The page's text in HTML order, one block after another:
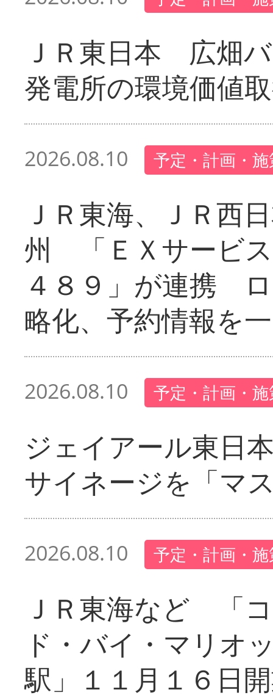
ＪＲ東日本 広畑
発電所の環境価値
2026.08.10 予定・計画・
ＪＲ東海、ＪＲ西
州 「ＥＸサービ
４８９」が連携
略化、予約情報を
2026.08.10 予定・計画・
ジェイアール東日
サイネージを「マ
2026.08.10 予定・計画・
ＪＲ東海など 「
ド・バイ・マリオ
駅」１１月１６日